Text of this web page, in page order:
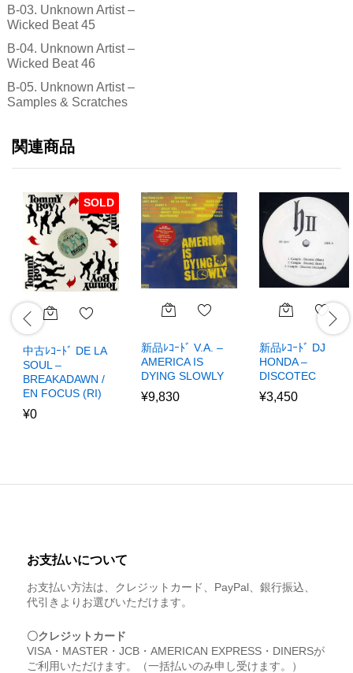
B-03. Unknown Artist –
Wicked Beat 45
B-04. Unknown Artist –
Wicked Beat 46
B-05. Unknown Artist –
Samples & Scratches
関連商品
SOLD
中古ﾚｺｰﾄﾞ DE LA
SOUL –
BREAKADAWN /
EN FOCUS (RI)
¥0
新品ﾚｺｰﾄﾞ V.A. –
AMERICA IS
DYING SLOWLY
¥9,830
新品ﾚｺｰﾄﾞ DJ
HONDA –
DISCOTEC
¥3,450
お支払いについて
お支払い方法は、クレジットカード、PayPal、銀行振込、
代引きよりお選びいただけます。
〇クレジットカード
VISA・MASTER・JCB・AMERICAN EXPRESS・DINERSが
ご利用いただけます。（一括払いのみ申し受けます。）